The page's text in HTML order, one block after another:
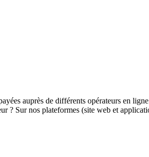
auprès de différents opérateurs en
? Sur nos plateformes (site web et